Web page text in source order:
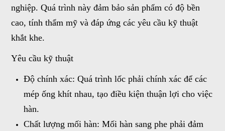
nghiệp. Quá trình này đảm bảo sản phẩm có độ bền
cao, tính thẩm mỹ và đáp ứng các yêu cầu kỹ thuật
khắt khe.
Yêu cầu kỹ thuật
Độ chính xác: Quá trình lốc phải chính xác để các
mép ống khít nhau, tạo điều kiện thuận lợi cho việc
hàn.
Chất lượng mối hàn: Mối hàn sang phe phải đảm